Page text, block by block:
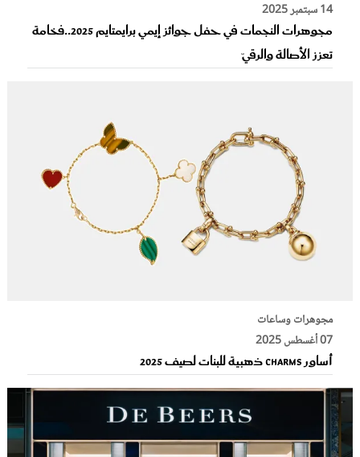
14 سبتمبر 2025
مجوهرات النجمات في حفل جوائز إيمي برايمتايم 2025..فخامة
تعزز الأصالة والرقيّ
مجوهرات وساعات
07 أغسطس 2025
أساور charms ذهبية للبنات لصيف 2025